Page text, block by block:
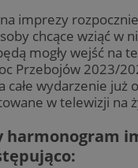
imprezy
chcące wziąć w
mogły wejść na
Przebojów 2023/
całe wydarzenie już
w telewizji na
harmonogram